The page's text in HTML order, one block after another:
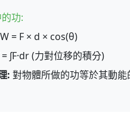
功:
W = F × d × cos(θ)
∫F·dr (力對位移的積分)
: 對物體所做的功等於其動能